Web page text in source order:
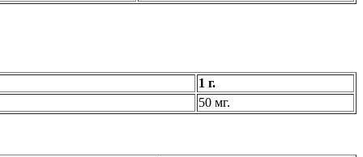
1 г.
50 мг.